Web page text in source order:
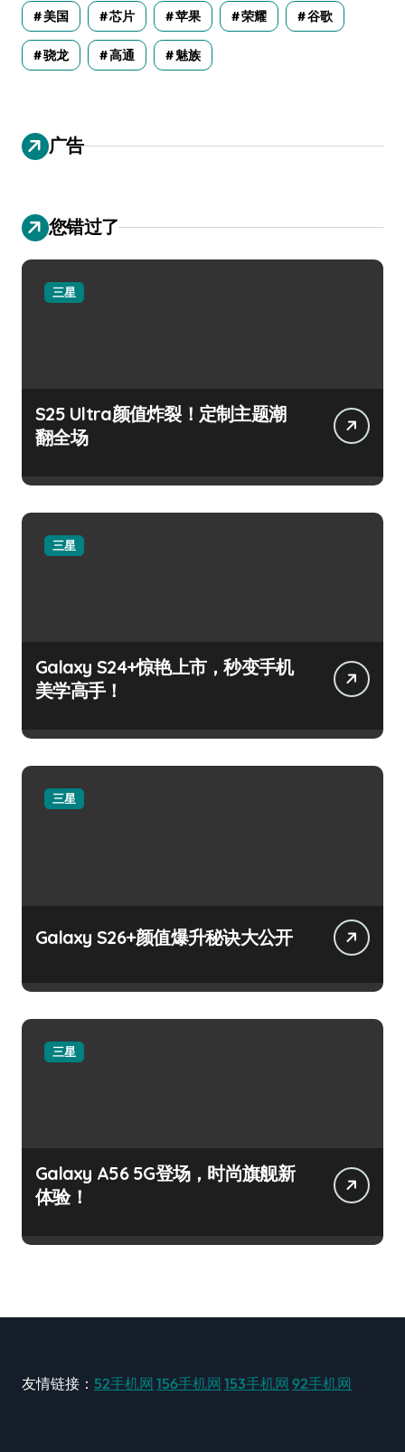
美国 芯片 苹果 荣耀 谷歌
骁龙 高通 魅族
广告
您错过了
三星
S25 Ultra颜值炸裂！定制主题潮
翻全场
三星
Galaxy S24+惊艳上市，秒变手机
美学高手！
三星
Galaxy S26+颜值爆升秘诀大公开
三星
Galaxy A56 5G登场，时尚旗舰新
体验！
友情链接： 52手机网 156手机网 153手机网 92手机网